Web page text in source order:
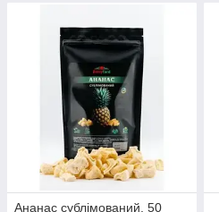
Ананас сублімований, 50